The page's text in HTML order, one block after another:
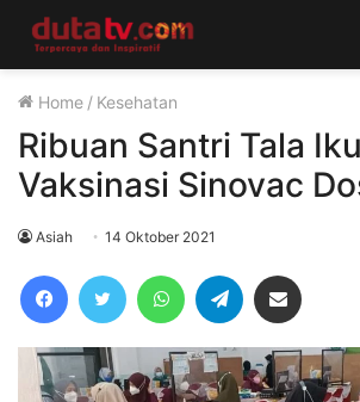
Home / Kesehatan
Ribuan Santri Tala
Vaksinasi Sinovac
Asiah 14 Oktober 2021
FacebookTwitter WhatsAppTelegram